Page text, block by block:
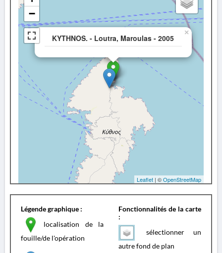
KYTHNOS. - Loutra, Maroulas - 2005
×
−
Leaflet | ©OpenStreetMap
Légende graphique :
localisation de la
fouille/de l'opération
Fonctionnalités de la carte
:
sélectionner un
autre fond de plan